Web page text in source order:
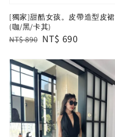
[獨家]甜酷女孩。皮帶造型皮裙
(咖/黑/卡其)
Regular
NT$ 890 Sale
NT$ 690